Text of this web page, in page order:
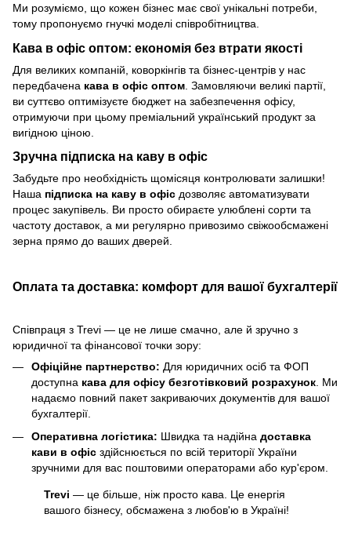
Ми розуміємо, що кожен бізнес має свої унікальні потреби,
тому пропонуємо гнучкі моделі співробітництва.
Кава в офіс оптом: економія без втрати якості
Для великих компаній, коворкінгів та бізнес-центрів у нас
передбачена кава в офіс оптом . Замовляючи великі партії,
ви суттєво оптимізуєте бюджет на забезпечення офісу,
отримуючи при цьому преміальний український продукт за
вигідною ціною.
Зручна підписка на каву в офіс
Забудьте про необхідність щомісяця контролювати залишки!
Наша підписка на каву в офіс дозволяє автоматизувати
процес закупівель. Ви просто обираєте улюблені сорти та
частоту доставок, а ми регулярно привозимо свіжообсмажені
зерна прямо до ваших дверей.
Оплата та доставка: комфорт для вашої бухгалтерії
Співпраця з Trevi — це не лише смачно, але й зручно з
юридичної та фінансової точки зору:
Офіційне партнерство: Для юридичних осіб та ФОП
доступна кава для офісу безготівковий розрахунок . Ми
надаємо повний пакет закриваючих документів для вашої
бухгалтерії.
Оперативна логістика: Швидка та надійна доставка
кави в офіс здійснюється по всій території України
зручними для вас поштовими операторами або кур'єром.
Trevi — це більше, ніж просто кава. Це енергія
вашого бізнесу, обсмажена з любов'ю в Україні!